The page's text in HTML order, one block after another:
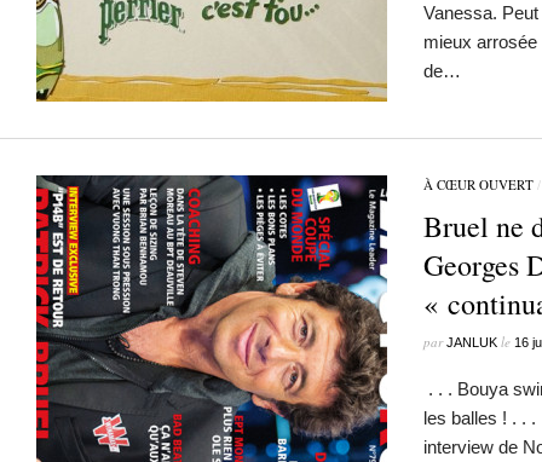
Vanessa.
mieux arrosée
de…
À CŒUR OUVERT
Bruel ne
Georges
«
parJANLUK le 16
. . . Bouya
les balles ! . .
interview de